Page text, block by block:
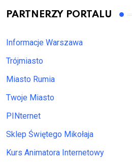
PARTNERZY PORTALU
Informacje Warszawa
Trójmiasto
Miasto Rumia
Twoje Miasto
PINternet
Sklep Świętego Mikołaja
Kurs Animatora Internetowy